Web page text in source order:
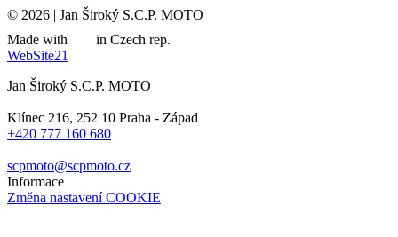
© 2026 | Jan Široký S.C.P. MOTO
Made with
in Czech rep.
WebSite21
Jan Široký S.C.P. MOTO
Klínec 216, 252 10 Praha - Západ
+420 777 160 680
scpmoto@scpmoto.cz
Informace
Změna nastavení COOKIE